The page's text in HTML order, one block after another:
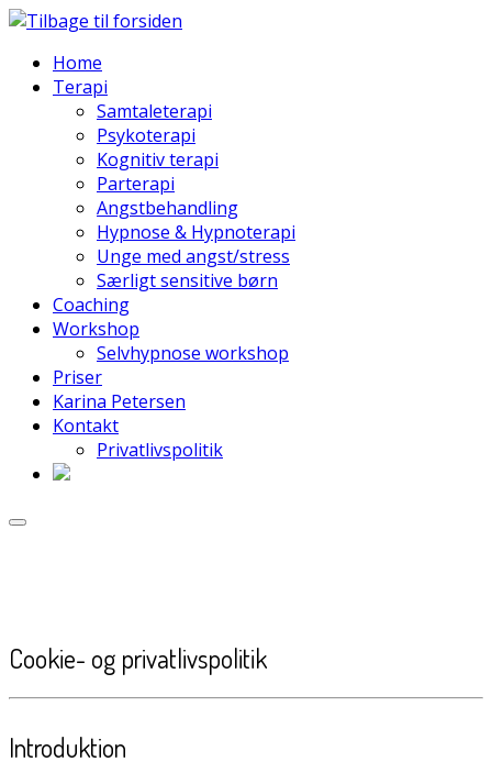
Home
Terapi
Samtaleterapi
Psykoterapi
Kognitiv terapi
Parterapi
Angstbehandling
Hypnose & Hypnoterapi
Unge med angst/stress
Særligt sensitive børn
Coaching
Workshop
Selvhypnose workshop
Priser
Karina Petersen
Kontakt
Privatlivspolitik
Cookie- og privatlivspolitik
Introduktion